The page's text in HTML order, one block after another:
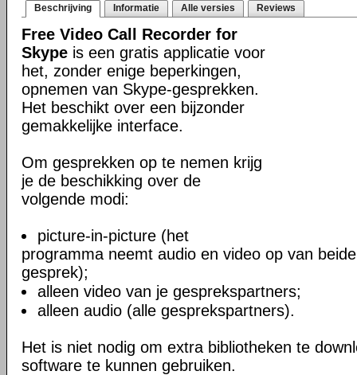
Beschrijving Informatie Alle versies Reviews
Free Video Call Recorder for
Skype is een gratis applicatie voor
het, zonder enige beperkingen,
opnemen van Skype-gesprekken.
Het beschikt over een bijzonder
gemakkelijke interface.
Om gesprekken op te nemen krijg
je de beschikking over de
volgende modi:
picture-in-picture (het
programma neemt audio en video op van
gesprek);
alleen video van je gesprekspartners;
alleen audio (alle gesprekspartners).
Het is niet nodig om extra bibliotheken te
software te kunnen gebruiken.